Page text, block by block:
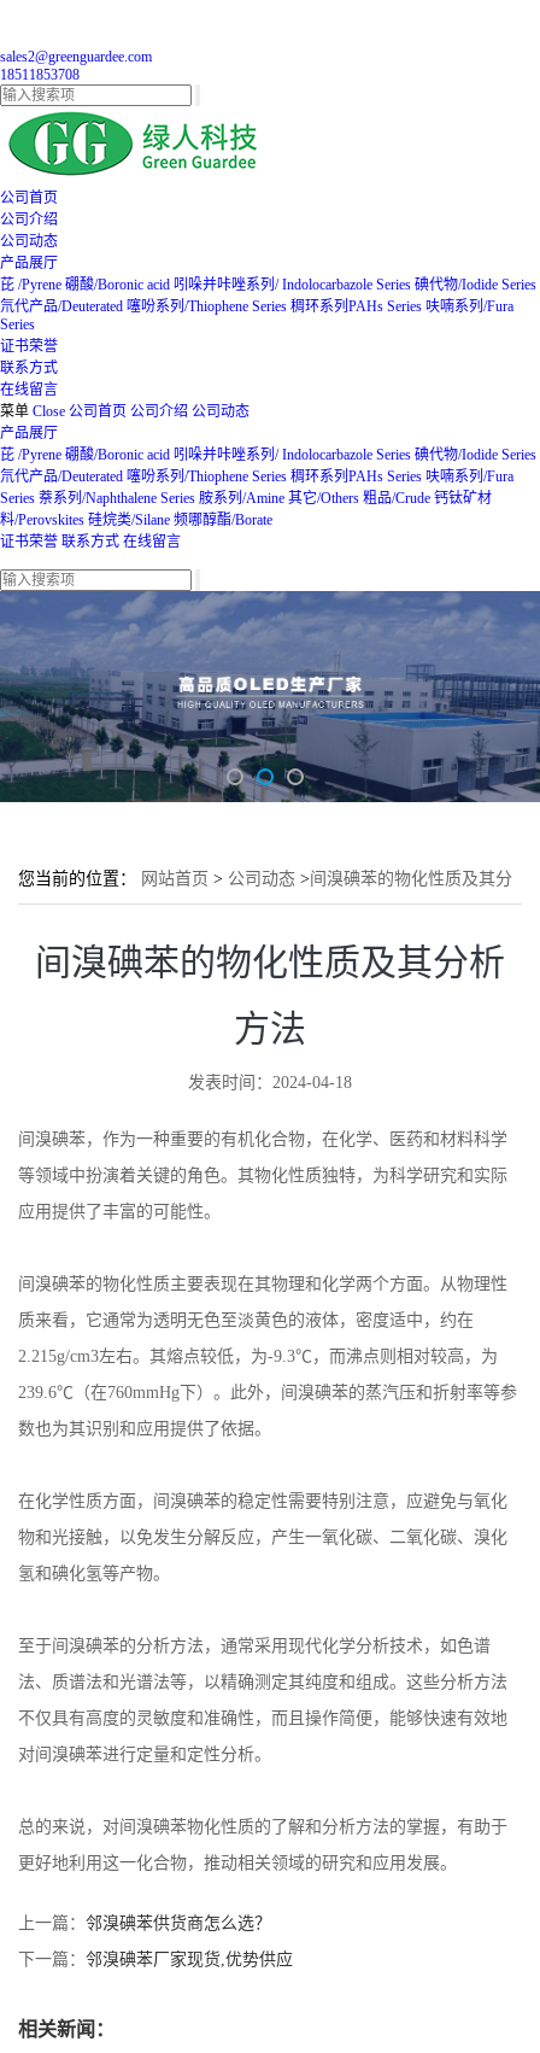
sales2@greenguardee.com
18511853708
公司首页
公司介绍
公司动态
产品展厅
芘 /Pyrene 硼酸/Boronic acid 吲哚并咔唑系列/ Indolocarbazole Series 碘代物/Iodide Series
氘代产品/Deuterated 噻吩系列/Thiophene Series 稠环系列PAHs Series 呋喃系列/Fura
Series
证书荣誉
联系方式
在线留言
菜单 Close 公司首页 公司介绍 公司动态
产品展厅
芘 /Pyrene 硼酸/Boronic acid 吲哚并咔唑系列/ Indolocarbazole Series 碘代物/Iodide Series
氘代产品/Deuterated 噻吩系列/Thiophene Series 稠环系列PAHs Series 呋喃系列/Fura
Series 萘系列/Naphthalene Series 胺系列/Amine 其它/Others 粗品/Crude 钙钛矿材
料/Perovskites 硅烷类/Silane 频哪醇酯/Borate
证书荣誉 联系方式 在线留言
您当前的位置： 网站首页 > 公司动态 >间溴碘苯的物化性质及其分
间溴碘苯的物化性质及其分析
方法
发表时间：2024-04-18
间溴碘苯，作为一种重要的有机化合物，在化学、医药和材料科学
等领域中扮演着关键的角色。其物化性质独特，为科学研究和实际
应用提供了丰富的可能性。
间溴碘苯的物化性质主要表现在其物理和化学两个方面。从物理性
质来看，它通常为透明无色至淡黄色的液体，密度适中，约在
2.215g/cm3左右。其熔点较低，为-9.3℃，而沸点则相对较高，为
239.6℃（在760mmHg下）。此外，间溴碘苯的蒸汽压和折射率等参
数也为其识别和应用提供了依据。
在化学性质方面，间溴碘苯的稳定性需要特别注意，应避免与氧化
物和光接触，以免发生分解反应，产生一氧化碳、二氧化碳、溴化
氢和碘化氢等产物。
至于间溴碘苯的分析方法，通常采用现代化学分析技术，如色谱
法、质谱法和光谱法等，以精确测定其纯度和组成。这些分析方法
不仅具有高度的灵敏度和准确性，而且操作简便，能够快速有效地
对间溴碘苯进行定量和定性分析。
总的来说，对间溴碘苯物化性质的了解和分析方法的掌握，有助于
更好地利用这一化合物，推动相关领域的研究和应用发展。
上一篇： 邻溴碘苯供货商怎么选？
下一篇： 邻溴碘苯厂家现货,优势供应
相关新闻：